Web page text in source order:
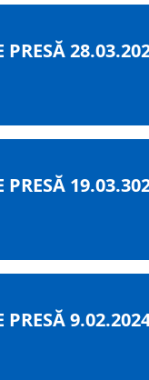
PRESĂ
PRESĂ
PRESĂ